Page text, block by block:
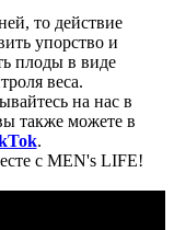
то действие
упорство и
плоды в виде
веса.
на нас в
также можете в
.
с MEN's LIFE!